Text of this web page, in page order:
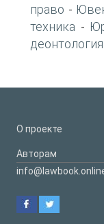
право -
техника -
деонтология
О проекте
Авторам